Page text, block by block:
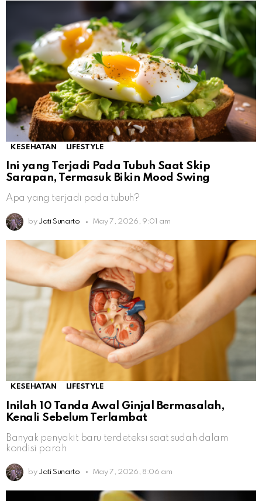
KESEHATAN LIFESTYLE
Ini yang Terjadi Pada Tubuh Saat Skip
Sarapan, Termasuk Bikin Mood Swing
Apa yang terjadi pada tubuh?
by Jati Sunarto May 7, 2026, 9:01 am
KESEHATAN LIFESTYLE
Inilah 10 Tanda Awal Ginjal Bermasalah,
Kenali Sebelum Terlambat
Banyak penyakit baru terdeteksi saat sudah dalam
kondisi parah
by Jati Sunarto May 7, 2026, 8:06 am